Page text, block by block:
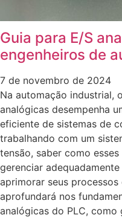
Guia para E/S
engenheiros de
7 de novembro de 2024
Na automação industrial,
analógicas desempenha
eficiente de sistemas de
trabalhando com um
tensão, saber como
gerenciar
aprimorar seus
aprofundará nos
analógicas do PLC,